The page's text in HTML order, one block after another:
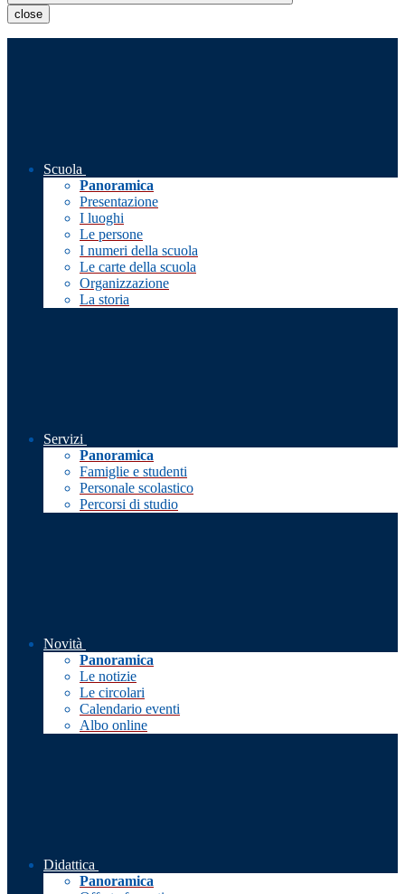
close
Scuola
Panoramica
Presentazione
I luoghi
Le persone
I numeri della scuola
Le carte della scuola
Organizzazione
La storia
Servizi
Panoramica
Famiglie e studenti
Personale scolastico
Percorsi di studio
Novità
Panoramica
Le notizie
Le circolari
Calendario eventi
Albo online
Didattica
Panoramica